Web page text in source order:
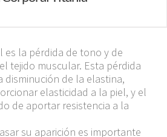
es la pérdida de tono y de
tejido muscular. Esta pérdida
disminución de la elastina,
elasticidad a la piel, y el
de aportar resistencia a la
su aparición es importante